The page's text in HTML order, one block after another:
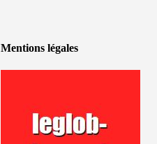
Mentions légales